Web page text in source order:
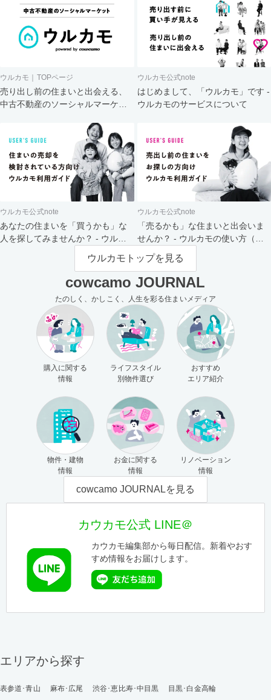
ウルカモ｜TOPページ
売り出し前の住まいと出会える、
中古不動産のソーシャルマーケッ
ウルカモ公式note
はじめまして、「ウルカモ」です -
ウルカモのサービスについて
ウルカモ公式note
あなたの住まいを「買うかも」な
人を探してみませんか？ - ウルカ
ウルカモ公式note
「売るかも」な住まいと出会いま
せんか？ - ウルカモの使い方（買
主さま向け）
ウルカモトップを見る
cowcamo JOURNAL
たのしく、かしこく、人生を彩る住まいメディア
購入に関する
情報
ライフスタイル
別物件選び
おすすめ
エリア紹介
物件・建物
情報
お金に関する
情報
リノベーション
情報
cowcamo JOURNALを見る
カウカモ公式 LINE＠
カウカモ編集部から毎日配信。新着やおす
すめ情報をお届けします。
エリアから探す
表参道･青山 麻布･広尾 渋谷･恵比寿･中目黒
目黒･白金高輪